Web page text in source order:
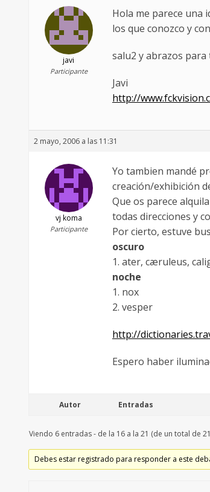
javi
Participante
Hola me parece una
los que conozco y
salu2 y abrazos para
Javi
http://
2 mayo, 2006 a las 11:31
vj koma
Participante
Yo tambien mandé
creación/exhibición
Que os parece
todas direcciones y
Por cierto, estuve
oscuro
1. ater, cæruleus,
noche
1. nox
2. vesper
http://
Espero haber
Autor Entradas
Viendo 6 entradas - de la 16 a la 21 (de un total de
Debes estar registrado para responder a este